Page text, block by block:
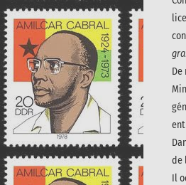
de
Il